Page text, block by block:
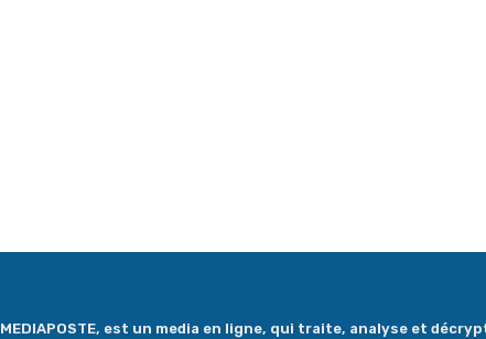
MEDIAPOSTE, est un media en ligne, qui traite, analyse et